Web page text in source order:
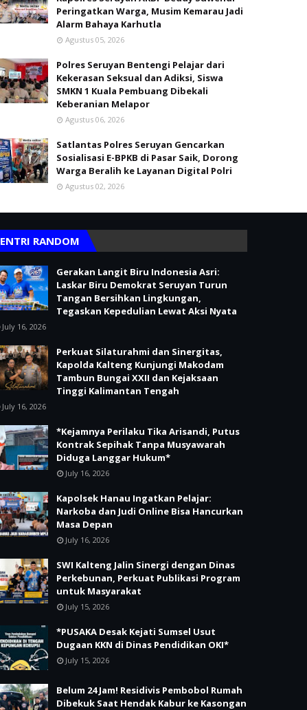
Peringatkan Warga, Musim Kemarau Jadi
Alarm Bahaya Karhutla
Agustus 05, 2026
Polres Seruyan Bentengi Pelajar dari
Kekerasan Seksual dan Adiksi, Siswa
SMKN 1 Kuala Pembuang Dibekali
Keberanian Melapor
Agustus 06, 2026
Satlantas Polres Seruyan Gencarkan
Sosialisasi E-BPKB di Pasar Saik, Dorong
Warga Beralih ke Layanan Digital Polri
Agustus 02, 2026
ENTRI RANDOM
Gerakan Langit Biru Indonesia Asri:
Laskar Biru Demokrat Seruyan Turun
Tangan Bersihkan Lingkungan,
Tegaskan Kepedulian Lewat Aksi Nyata
July 16, 2026
Perkuat Silaturahmi dan Sinergitas,
Kapolda Kalteng Kunjungi Makodam
Tambun Bungai XXII dan Kejaksaan
Tinggi Kalimantan Tengah
July 16, 2026
*Kejamnya Perilaku Tika Arisandi, Putus
Kontrak Sepihak Tanpa Musyawarah
Diduga Langgar Hukum*
July 16, 2026
Kapolsek Hanau Ingatkan Pelajar:
Narkoba dan Judi Online Bisa Hancurkan
Masa Depan
July 16, 2026
SWI Kalteng Jalin Sinergi dengan Dinas
Perkebunan, Perkuat Publikasi Program
untuk Masyarakat
July 15, 2026
*PUSAKA Desak Kejati Sumsel Usut
Dugaan KKN di Dinas Pendidikan OKI*
July 15, 2026
Belum 24 Jam! Residivis Pembobol Rumah
Dibekuk Saat Hendak Kabur ke Kasongan